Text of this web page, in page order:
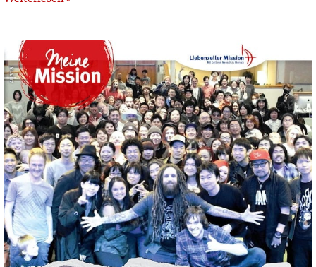
Meine
Mission
–
August
2018